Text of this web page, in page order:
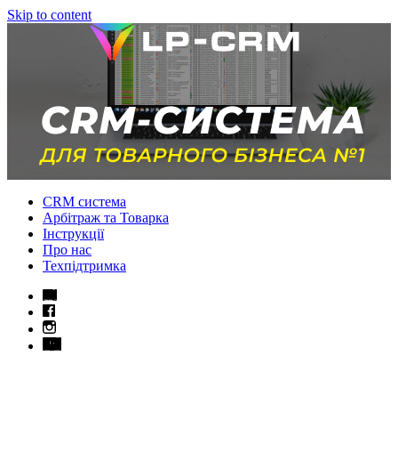
Skip to content
CRM система
Арбітраж та Товарка
Інструкції
Про нас
Техпідтримка